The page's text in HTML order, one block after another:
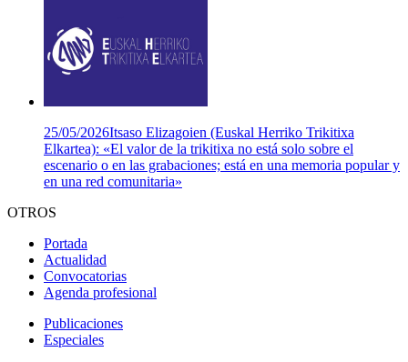
25/05/2026Itsaso Elizagoien (Euskal Herriko Trikitixa
Elkartea): «El valor de la trikitixa no está solo sobre el
escenario o en las grabaciones; está en una memoria popular y
en una red comunitaria»
OTROS
Portada
Actualidad
Convocatorias
Agenda profesional
Publicaciones
Especiales